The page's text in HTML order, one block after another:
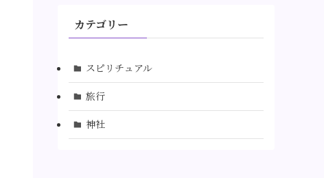
カテゴリー
スピリチュアル
旅行
神社